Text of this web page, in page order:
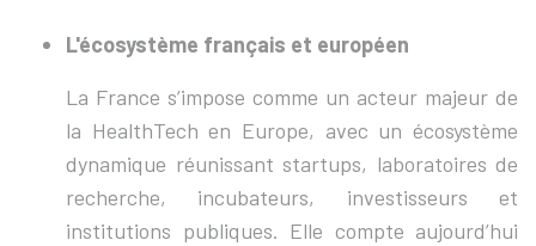
L'écosystème français et européen
La France s’impose comme un acteur majeur de
la HealthTech en Europe, avec un écosystème
dynamique réunissant startups, laboratoires de
recherche, incubateurs, investisseurs et
institutions publiques. Elle compte aujourd’hui